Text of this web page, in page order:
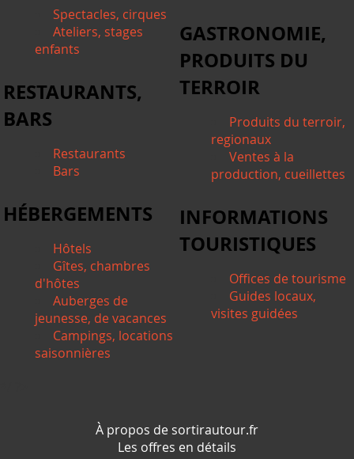
Spectacles, cirques
Ateliers, stages
enfants
GASTRONOMIE,
PRODUITS DU
TERROIR
Produits du terroir,
regionaux
Ventes à la
production, cueillettes
RESTAURANTS,
BARS
Restaurants
Bars
HÉBERGEMENTS
Hôtels
Gîtes, chambres
d'hôtes
Auberges de
jeunesse, de vacances
Campings, locations
saisonnières
INFORMATIONS
TOURISTIQUES
Offices de tourisme
Guides locaux,
visites guidées
À propos de sortirautour.fr
Les offres en détails